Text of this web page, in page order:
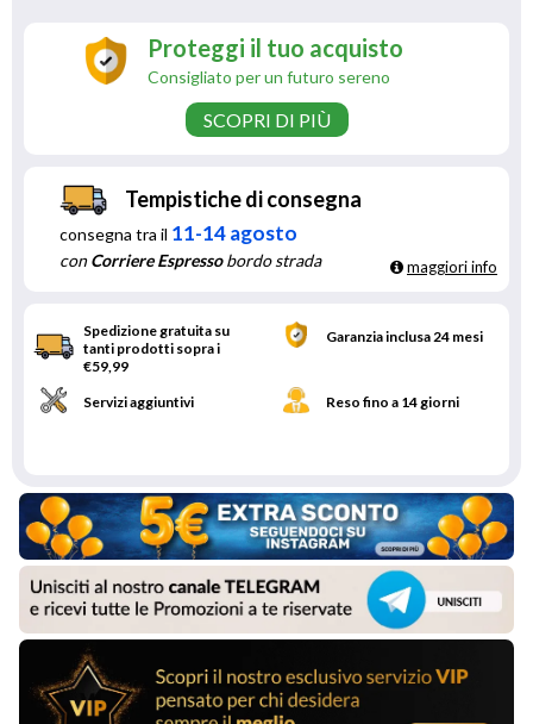
Proteggi il tuo acquisto
Consigliato per un futuro sereno
SCOPRI DI PIÙ
Tempistiche di consegna
consegna tra il 11-14 agosto
conCorriere Espressobordo strada maggiori info
Spedizione gratuita su
tanti prodotti sopra i
€59,99
Garanzia inclusa 24 mesi
Servizi aggiuntivi Reso fino a 14 giorni